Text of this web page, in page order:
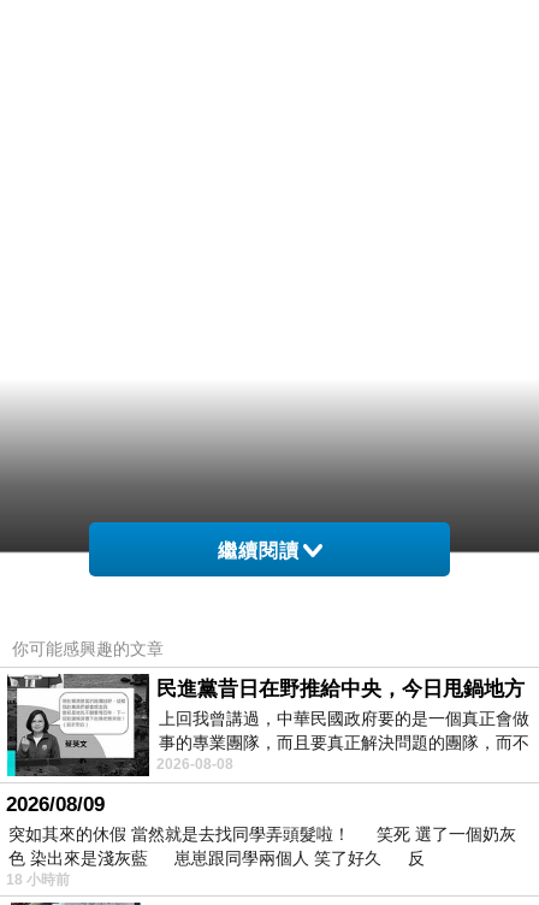
繼續閱讀
你可能感興趣的文章
民進黨昔日在野推給中央，今日甩鍋地方
上回我曾講過，中華民國政府要的是一個真正會做
事的專業團隊，而且要真正解決問題的團隊，而不
是只會到處甩鍋的雙標團隊，最近民進黨
2026-08-08
2026/08/09
突如其來的休假 當然就是去找同學弄頭髮啦！ 笑死 選了一個奶灰
色 染出來是淺灰藍 崽崽跟同學兩個人 笑了好久 反
18 小時前